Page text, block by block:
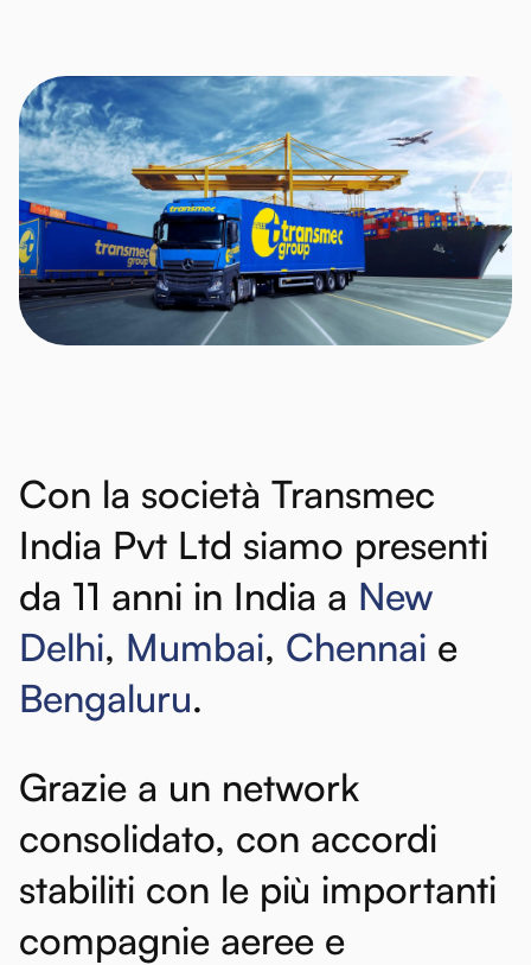
Con la società Transmec
India Pvt Ltd siamo presenti
da 11 anni in India a New
Delhi, Mumbai, Chennai e
Bengaluru.
Grazie a un network
consolidato, con accordi
stabiliti con le più importanti
compagnie aeree e